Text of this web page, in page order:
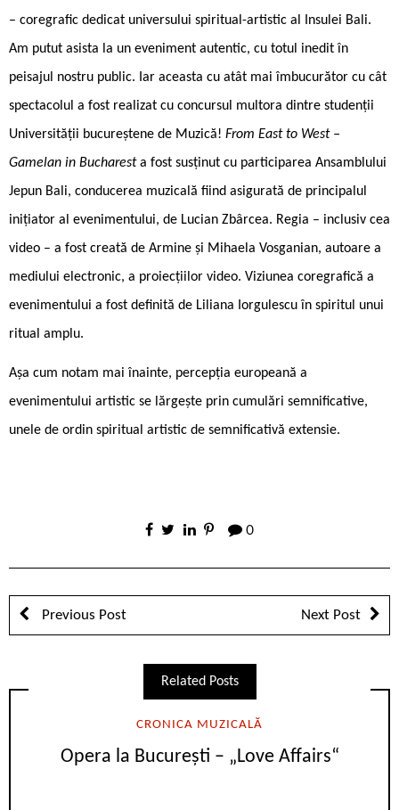
– coregrafic dedicat universului spiritual-artistic al Insulei Bali.
Am putut asista la un eveniment autentic, cu totul inedit în
peisajul nostru public. Iar aceasta cu atât mai îmbucurător cu cât
spectacolul a fost realizat cu concursul multora dintre studenții
Universității bucureștene de Muzică! From East to West –
Gamelan in Bucharesta fost susținut cu participarea Ansamblului
Jepun Bali, conducerea muzicală fiind asigurată de principalul
inițiator al evenimentului, de Lucian Zbârcea. Regia – inclusiv cea
video – a fost creată de Armine și Mihaela Vosganian, autoare a
mediului electronic, a proiecțiilor video. Viziunea coregrafică a
evenimentului a fost definită de Liliana Iorgulescu în spiritul unui
ritual amplu.
Așa cum notam mai înainte, percepția europeană a
evenimentului artistic se lărgește prin cumulări semnificative,
unele de ordin spiritual artistic de semnificativă extensie.
0
Previous Post Next Post
Related Posts
CRONICA MUZICALĂ
Opera la București – „Love Affairs“